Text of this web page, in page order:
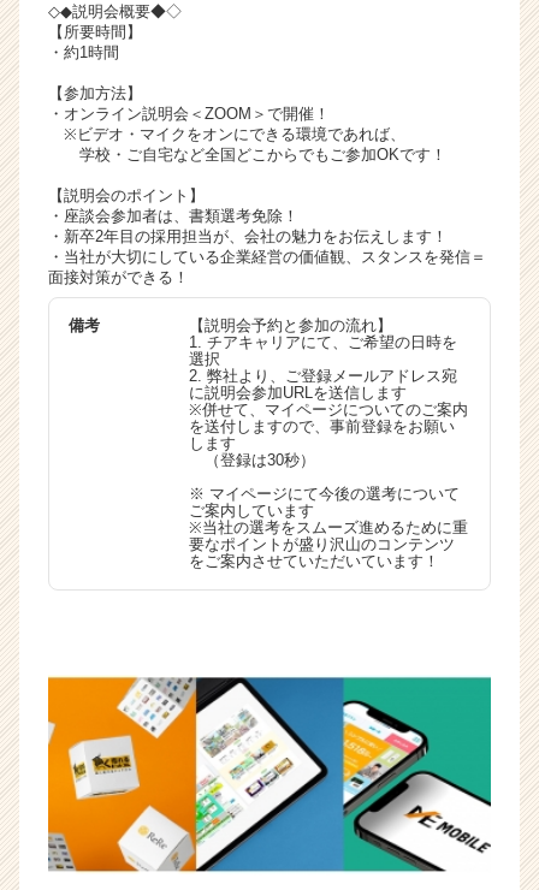
が
届
活
サ
ト
チ
ア
キ
ャ
リ
ア
h
e
e
e
e
r）
◇◆説明会概要◆◇
【所要時間】
・約1時間
【参加方法】
・オンライン説明会＜ZOOM＞で開催！
※ビデオ・マイクをオンにできる環境であれば、
学校・ご自宅など全国どこからでもご参加OKです！
【説明会のポイント】
・座談会参加者は、書類選考免除！
・新卒2年目の採用担当が、会社の魅力をお伝えします！
・当社が大切にしている企業経営の価値観、スタンスを発信＝
面接対策ができる！
備考
【説明会予約と参加の流れ】
1. チアキャリアにて、ご希望の日時を
選択
2. 弊社より、ご登録メールアドレス宛
に説明会参加URLを送信します
※併せて、マイページについてのご案内
を送付しますので、事前登録をお願い
します
（登録は30秒）
※ マイページにて今後の選考について
ご案内しています
※当社の選考をスムーズ進めるために重
要なポイントが盛り沢山のコンテンツ
をご案内させていただいています！